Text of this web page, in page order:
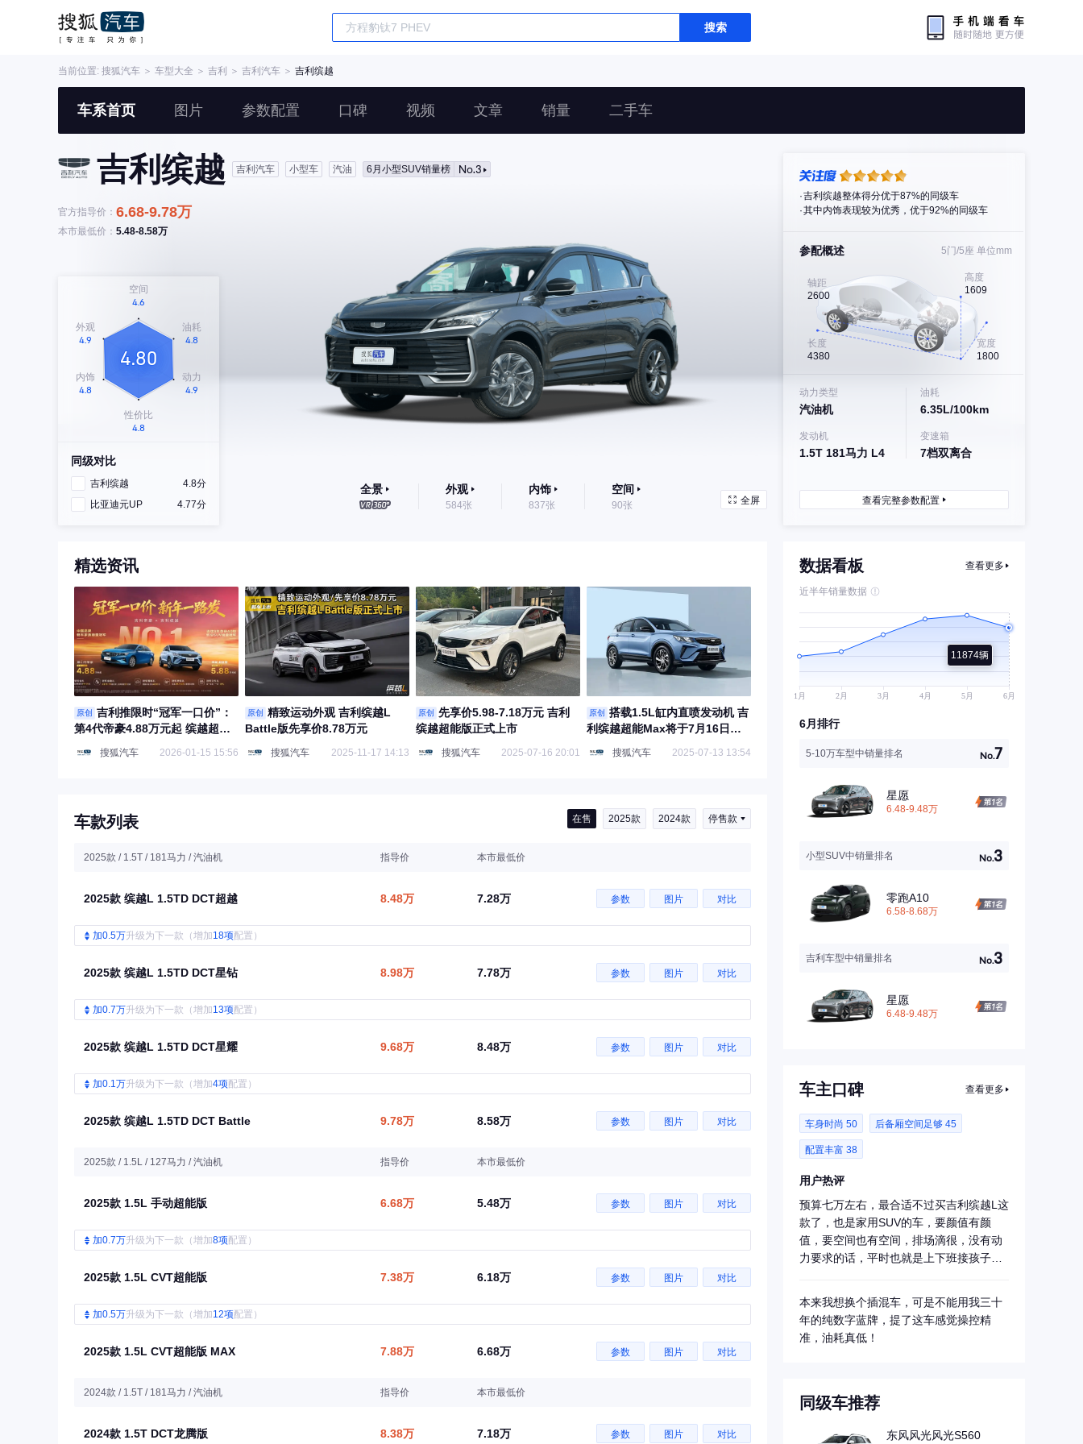
搜索
当前位置: 搜狐汽车 ＞ 车型大全 ＞ 吉利 ＞ 吉利汽车 ＞ 吉利缤越
车系首页 图片 参数配置 口碑 视频 文章 销量 二手车
吉利缤越 吉利汽车 小型车 汽油 6月小型SUV销量榜 No.3
官方指导价： 6.68-9.78万
本市最低价： 5.48-8.58万
同级对比
吉利缤越
4.8分
比亚迪元UP
4.77分
全景 外观
584张
内饰
837张
空间
90张 全屏
吉利缤越整体得分优于87%的同级车
其中内饰表现较为优秀，优于92%的同级车
参配概述 5门/5座 单位mm
轴距
2600
高度
1609
长度
4380
宽度
1800
动力类型
汽油机
油耗
6.35L/100km
发动机
1.5T 181马力 L4
变速箱
7档双离合
查看完整参数配置
精选资讯
原创
吉利推限时“冠军一口价”：
第4代帝豪4.88万元起 缤越超能
搜狐汽车 2026-01-15 15:56
原创
精致运动外观 吉利缤越L
Battle版先享价8.78万元
搜狐汽车 2025-11-17 14:13
原创
先享价5.98-7.18万元 吉利
缤越超能版正式上市
搜狐汽车 2025-07-16 20:01
原创
搭载1.5L缸内直喷发动机 吉
利缤越超能Max将于7月16日上
搜狐汽车 2025-07-13 13:54
车款列表 在售 2025款 2024款 停售款
2025款 / 1.5T / 181马力 / 汽油机 指导价 本市最低价
2025款 缤越L 1.5TD DCT超越 8.48万 7.28万 参数 图片 对比
加0.5万升级为下一款（增加18项配置）
2025款 缤越L 1.5TD DCT星钻 8.98万 7.78万 参数 图片 对比
加0.7万升级为下一款（增加13项配置）
2025款 缤越L 1.5TD DCT星耀 9.68万 8.48万 参数 图片 对比
加0.1万升级为下一款（增加4项配置）
2025款 缤越L 1.5TD DCT Battle 9.78万 8.58万 参数 图片 对比
2025款 / 1.5L / 127马力 / 汽油机 指导价 本市最低价
2025款 1.5L 手动超能版 6.68万 5.48万 参数 图片 对比
加0.7万升级为下一款（增加8项配置）
2025款 1.5L CVT超能版 7.38万 6.18万 参数 图片 对比
加0.5万升级为下一款（增加12项配置）
2025款 1.5L CVT超能版 MAX 7.88万 6.68万 参数 图片 对比
2024款 / 1.5T / 181马力 / 汽油机 指导价 本市最低价
2024款 1.5T DCT龙腾版 8.38万 7.18万 参数 图片 对比
数据看板 查看更多
近半年销量数据
11874辆
6月排行
5-10万车型中销量排名 No.7
星愿
6.48-9.48万
小型SUV中销量排名 No.3
零跑A10
6.58-8.68万
吉利车型中销量排名 No.3
星愿
6.48-9.48万
车主口碑 查看更多
车身时尚 50 后备厢空间足够 45
配置丰富 38
用户热评
预算七万左右，最合适不过买吉利缤越L这
款了，也是家用SUV的车，要颜值有颜
值，要空间也有空间，排场滴很，没有动
力要求的话，平时也就是上下班接孩子开
本来我想换个插混车，可是不能用我三十
年的纯数字蓝牌，提了这车感觉操控精
准，油耗真低！
同级车推荐
东风风光风光S560